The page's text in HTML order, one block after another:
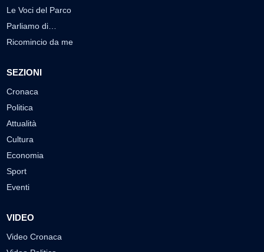
Le Voci del Parco
Parliamo di…
Ricomincio da me
SEZIONI
Cronaca
Politica
Attualità
Cultura
Economia
Sport
Eventi
VIDEO
Video Cronaca